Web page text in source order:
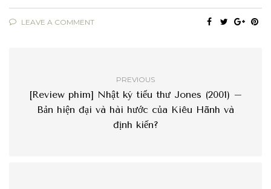
LEAVE A COMMENT
PREVIOUS
[Review phim] Nhật ký tiểu thư Jones (2001) –
Bản hiện đại và hài hước của Kiêu Hãnh và
định kiến?